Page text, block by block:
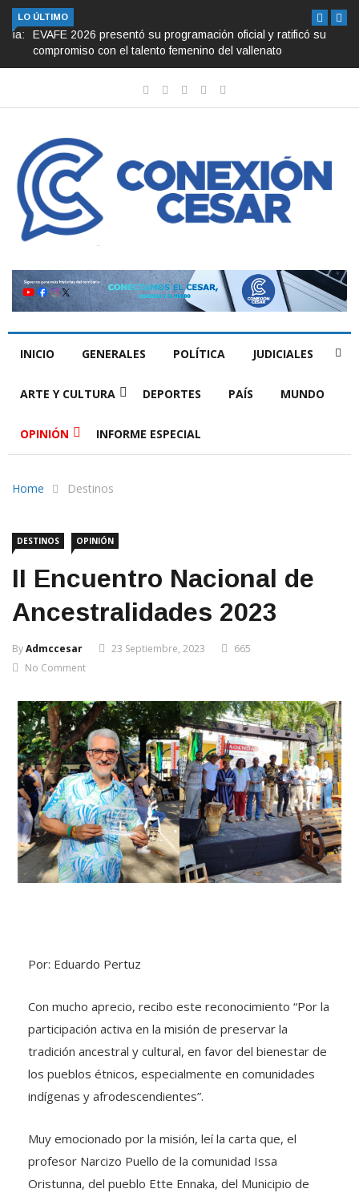
LO ÚLTIMO
EVAFE 2026 presentó su programación oficial y ratificó su
compromiso con el talento femenino del vallenato
INICIO GENERALES POLÍTICA JUDICIALES
ARTE Y CULTURA DEPORTES PAÍS MUNDO
OPINIÓN INFORME ESPECIAL
Home Destinos
DESTINOS OPINIÓN
II Encuentro Nacional de
Ancestralidades 2023
ByAdmccesar 23 Septiembre, 2023
665
No Comment
Por: Eduardo Pertuz
Con mucho aprecio, recibo este reconocimiento “Por la
participación activa en la misión de preservar la
tradición ancestral y cultural, en favor del bienestar de
los pueblos étnicos, especialmente en comunidades
indígenas y afrodescendientes”.
Muy emocionado por la misión, leí la carta que, el
profesor Narcizo Puello de la comunidad Issa
Oristunna, del pueblo Ette Ennaka, del Municipio de